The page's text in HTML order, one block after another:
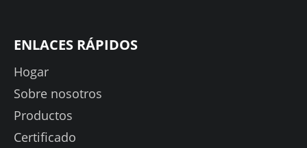
ENLACES RÁPIDOS
Hogar
Sobre nosotros
Productos
Certificado